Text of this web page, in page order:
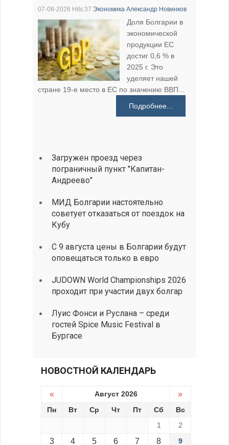
07-08-2026 Hits:37Экономика Александр Новинков
Доля Болгарии в
экономической
продукции ЕС
достиг 0,6 % в
2025 г. Это
уделяет нашей
стране 19-е место в ЕС по значению ВВП...
Подробнее...
Загружен проезд через
пограничный пункт "Капитан-
Андреево"
МИД Болгарии настоятельно
советует отказаться от поездок на
Кубу
С 9 августа цены в Болгарии будут
оповещаться только в евро
JUDOWN World Championships 2026
проходит при участии двух болгар
Луис Фонси и Руслана – среди
гостей Spice Music Festival в
Бургасе
НОВОСТНОЙ КАЛЕНДАРЬ
« Август 2026 »
Пн Вт Ср Чт Пт Сб
Вс
1
2
3 4 5 6 7 8 9